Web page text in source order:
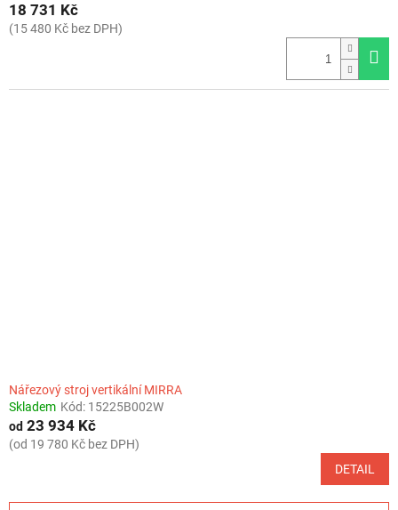
18 731 Kč
(15 480 Kč bez DPH)
Nářezový stroj vertikální MIRRA
Skladem Kód: 15225B002W
od 23 934 Kč
(od 19 780 Kč bez DPH)
DETAIL